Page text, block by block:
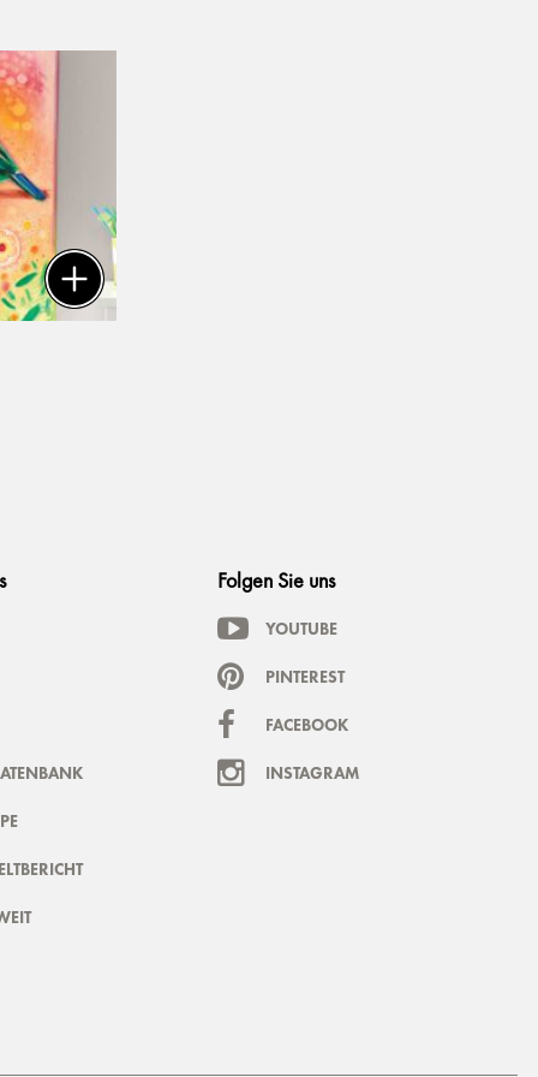
Folgen Sie uns
YOUTUBE
PINTEREST
FACEBOOK
INSTAGRAM